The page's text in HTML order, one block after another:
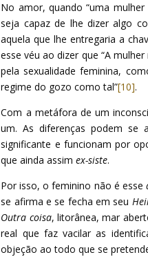
No amor, quando “uma
seja capaz de lhe dizer algo
aquela que lhe entregaria a
esse véu ao dizer que “A
pela sexualidade feminina,
regime do gozo como tal”[10].
Com a metáfora de um
um. As diferenças podem se
significante e funcionam por
que ainda assimex-siste.
Por isso, o feminino não é esse
se afirma e se fecha em seu
Outra coisa, litorânea, mar
real que faz vacilar as
objeção ao todo que se